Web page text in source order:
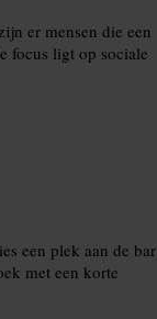
er mensen die een
focus ligt op sociale
een plek aan de bar
met een korte